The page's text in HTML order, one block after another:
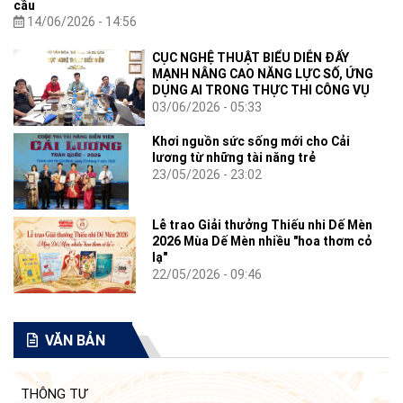
cầu
14/06/2026 - 14:56
CỤC NGHỆ THUẬT BIỂU DIỄN ĐẨY
MẠNH NÂNG CAO NĂNG LỰC SỐ, ỨNG
DỤNG AI TRONG THỰC THI CÔNG VỤ
03/06/2026 - 05:33
Khơi nguồn sức sống mới cho Cải
lương từ những tài năng trẻ
23/05/2026 - 23:02
Lễ trao Giải thưởng Thiếu nhi Dế Mèn
2026 Mùa Dế Mèn nhiều "hoa thơm cỏ
lạ"
22/05/2026 - 09:46
VĂN BẢN
THÔNG TƯ